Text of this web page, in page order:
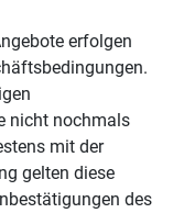
erfolgen
nicht nochmals
mit der
gelten diese
des